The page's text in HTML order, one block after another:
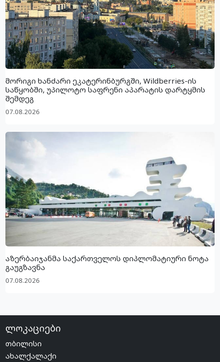
მორიგი ხანძარი ეკატერინბურგში, Wildberries-ის
საწყობში, უპილოტო საფრენი აპარატის დარტყმის
შემდეგ
07.08.2026
აზერბაიჯანმა საქართველოს დიპლომატიური ნოტა
გაუგზავნა
07.08.2026
ლოკაციები
თბილისი
ახალქალაქი